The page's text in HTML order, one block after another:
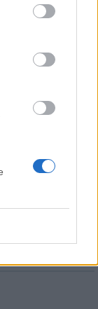
(